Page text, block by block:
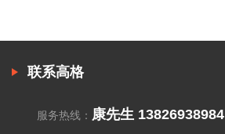
联系高格
服务热线： 康先生 13826938984